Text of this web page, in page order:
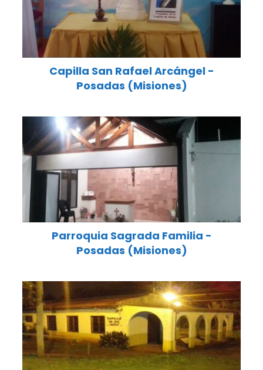
Capilla San Rafael Arcángel -
Posadas (Misiones)
Parroquia Sagrada Familia -
Posadas (Misiones)